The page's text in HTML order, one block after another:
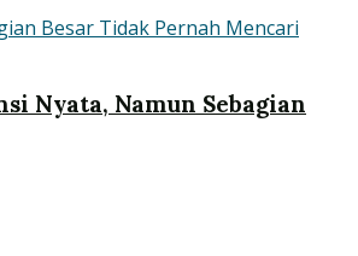
Nyata, Namun Sebagian